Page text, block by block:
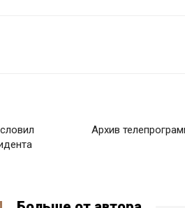
Архив